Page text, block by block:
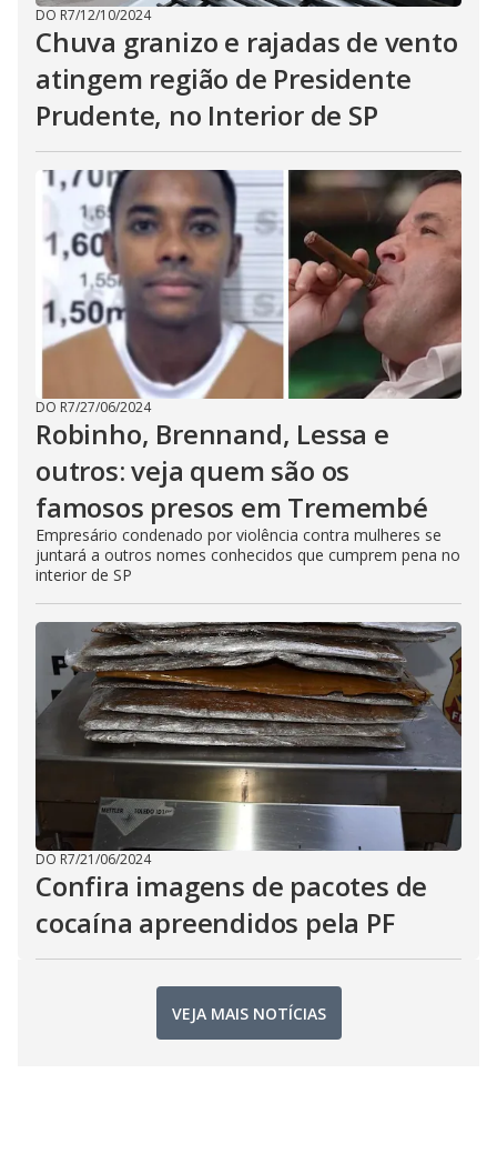
DO R7/12/10/2024
Chuva granizo e rajadas de vento
atingem região de Presidente
Prudente, no Interior de SP
DO R7/27/06/2024
Robinho, Brennand, Lessa e
outros: veja quem são os
famosos presos em Tremembé
Empresário condenado por violência contra mulheres se
juntará a outros nomes conhecidos que cumprem pena no
interior de SP
DO R7/21/06/2024
Confira imagens de pacotes de
cocaína apreendidos pela PF
VEJA MAIS NOTÍCIAS